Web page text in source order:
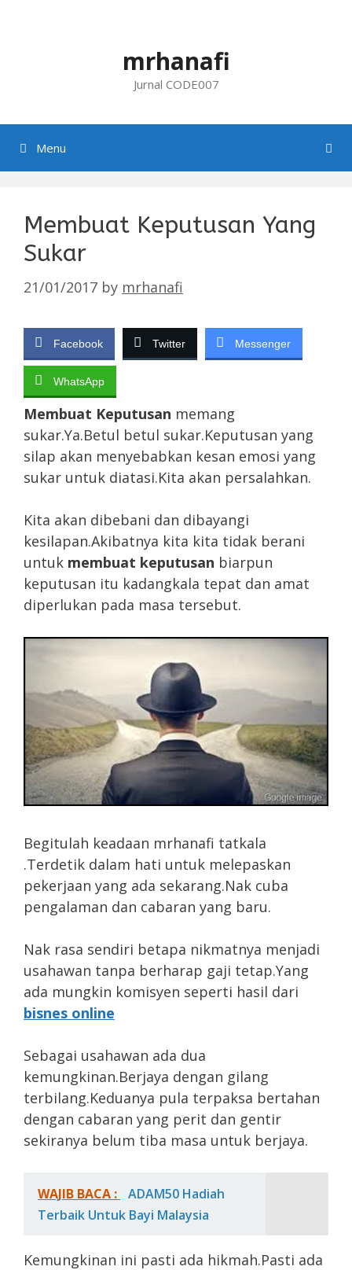
mrhanafi
Jurnal CODE007
Menu
Membuat Keputusan Yang
Sukar
21/01/2017 by mrhanafi
Facebook Twitter Messenger
WhatsApp
Membuat Keputusan memang
sukar.Ya.Betul betul sukar.Keputusan yang
silap akan menyebabkan kesan emosi yang
sukar untuk diatasi.Kita akan persalahkan.
Kita akan dibebani dan dibayangi
kesilapan.Akibatnya kita kita tidak berani
untuk membuat keputusan biarpun
keputusan itu kadangkala tepat dan amat
diperlukan pada masa tersebut.
Begitulah keadaan mrhanafi tatkala
.Terdetik dalam hati untuk melepaskan
pekerjaan yang ada sekarang.Nak cuba
pengalaman dan cabaran yang baru.
Nak rasa sendiri betapa nikmatnya menjadi
usahawan tanpa berharap gaji tetap.Yang
ada mungkin komisyen seperti hasil dari
bisnes online
Sebagai usahawan ada dua
kemungkinan.Berjaya dengan gilang
terbilang.Keduanya pula terpaksa bertahan
dengan cabaran yang perit dan gentir
sekiranya belum tiba masa untuk berjaya.
WAJIB BACA :
ADAM50 Hadiah
Terbaik Untuk Bayi Malaysia
Kemungkinan ini pasti ada hikmah.Pasti ada